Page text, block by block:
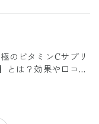
のビタミンCサプリ
とは？効果や口コミ